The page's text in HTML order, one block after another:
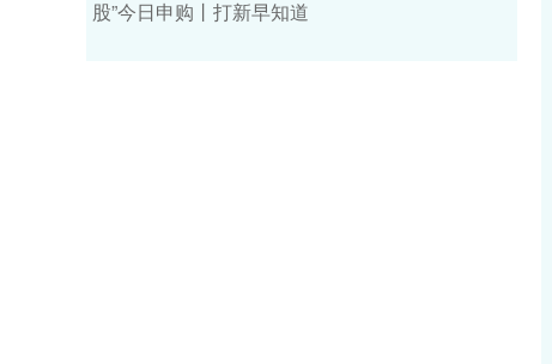
股”今日申购丨打新早知道